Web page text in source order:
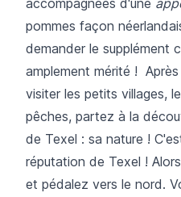
pommes façon
demander le supplément
amplement mérité !
visiter les petits villages,
pêches, partez à la
de Texel : sa nature !
réputation de Texel !
et pédalez vers le nord.